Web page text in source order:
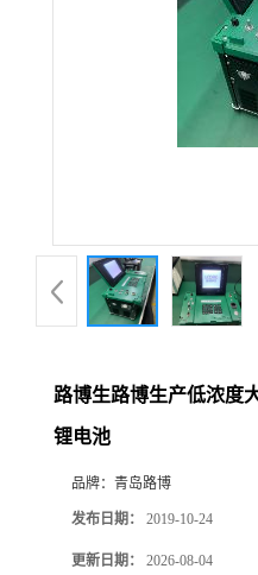
品
厅
路博生路博生产低浓度
锂电池
品牌： 青岛路博
发布日期： 2019-10-24
更新日期： 2026-08-04